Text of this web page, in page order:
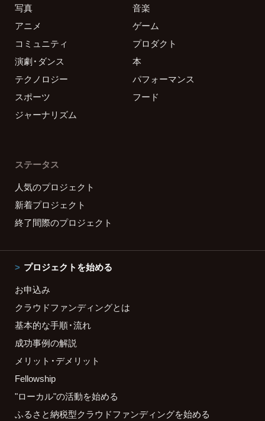
写真
音楽
アニメ
ゲーム
コミュニティ
プロダクト
演劇・ダンス
本
テクノロジー
パフォーマンス
スポーツ
フード
ジャーナリズム
ステータス
人気のプロジェクト
新着プロジェクト
終了間際のプロジェクト
プロジェクトを始める
お申込み
クラウドファンディングとは
基本的な手順・流れ
成功事例の解説
メリット・デメリット
Fellowship
"ローカル"の活動を始める
ふるさと納税型クラウドファンディングを始める